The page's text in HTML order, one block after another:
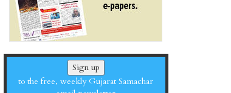
Sign up
to the free, weekly Gujarat Samachar